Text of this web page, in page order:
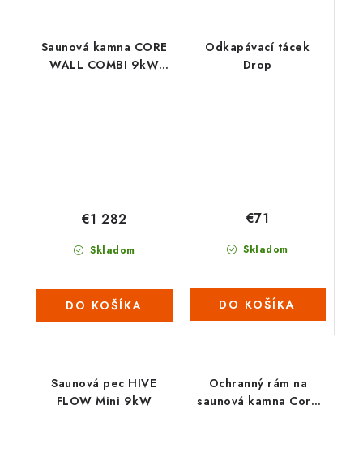
Saunová kamna CORE
WALL COMBI 9kW
Skladom
€1 282
DO KOŠÍKA
Odkapávací tácek
Drop
Skladom
€71
DO KOŠÍKA
Saunová pec HIVE
FLOW Mini 9kW
Ochranný rám na
saunová kamna Core